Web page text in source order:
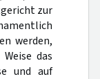
zur
werden,
das
und auf